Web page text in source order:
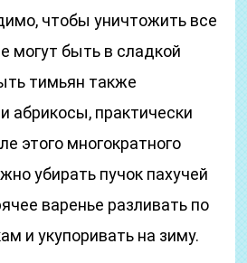
чтобы уничтожить все
могут быть в сладкой
тимьян также
абрикосы, практически
этого многократного
убирать пучок пахучей
варенье разливать по
и укупоривать на зиму.